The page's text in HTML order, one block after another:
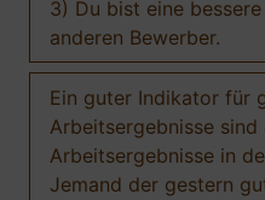
3) Du bist eine
anderen Bewerber.
Ein guter Indikator für
Arbeitsergebnisse sind
Arbeitsergebnisse in
Jemand der gestern